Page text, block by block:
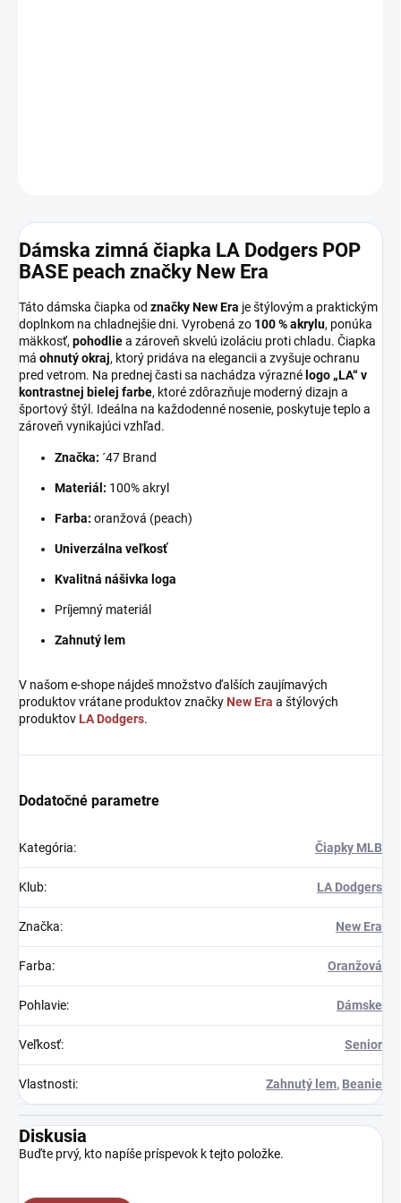
Dámska zimná čiapka LA Dodgers POP
BASE peach značky New Era
Táto dámska čiapka od značky New Era je štýlovým a praktickým
doplnkom na chladnejšie dni. Vyrobená zo 100 % akrylu, ponúka
mäkkosť, pohodliea zároveň skvelú izoláciu proti chladu. Čiapka
má ohnutý okraj, ktorý pridáva na elegancii a zvyšuje ochranu
pred vetrom. Na prednej časti sa nachádza výrazné logo „LA“v
kontrastnej bielej farbe, ktoré zdôrazňuje moderný dizajn a
športový štýl. Ideálna na každodenné nosenie, poskytuje teplo a
zároveň vynikajúci vzhľad.
Značka: ´47 Brand
Materiál: 100% akryl
Farba: oranžová (peach)
Univerzálna veľkosť
Kvalitná nášivka loga
Príjemný materiál
Zahnutý lem
V našom e-shope nájdeš množstvo ďalších zaujímavých
produktov vrátane produktov značky New Era a štýlových
produktov LA Dodgers.
Dodatočné parametre
Kategória: Čiapky MLB
Klub: LA Dodgers
Značka: New Era
Farba: Oranžová
Pohlavie: Dámske
Veľkosť: Senior
Vlastnosti: Zahnutý lem, Beanie
Diskusia
Buďte prvý, kto napíše príspevok k tejto položke.